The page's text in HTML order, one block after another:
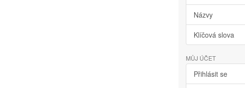
Názvy
Klíčová slova
MŮJ ÚČET
Přihlásit se